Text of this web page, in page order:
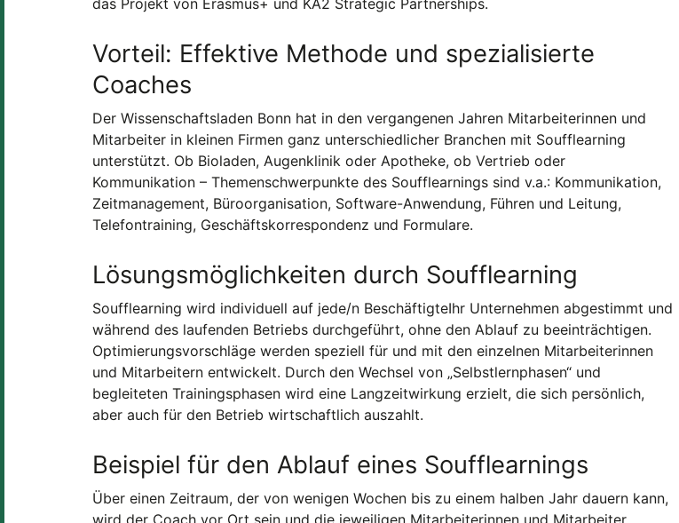
das Projekt von Erasmus+ und KA2 Strategic Partnerships.
Vorteil: Effektive Methode und spezialisierte
Coaches
Der Wissenschaftsladen Bonn hat in den vergangenen Jahren Mitarbeiterinnen und
Mitarbeiter in kleinen Firmen ganz unterschiedlicher Branchen mit Soufflearning
unterstützt. Ob Bioladen, Augenklinik oder Apotheke, ob Vertrieb oder
Kommunikation – Themenschwerpunkte des Soufflearnings sind v.a.: Kommunikation,
Zeitmanagement, Büroorganisation, Software-Anwendung, Führen und Leitung,
Telefontraining, Geschäftskorrespondenz und Formulare.
Lösungsmöglichkeiten durch Soufflearning
Soufflearning wird individuell auf jede/n BeschäftigteIhr Unternehmen abgestimmt und
während des laufenden Betriebs durchgeführt, ohne den Ablauf zu beeinträchtigen.
Optimierungsvorschläge werden speziell für und mit den einzelnen Mitarbeiterinnen
und Mitarbeitern entwickelt. Durch den Wechsel von „Selbstlernphasen“ und
begleiteten Trainingsphasen wird eine Langzeitwirkung erzielt, die sich persönlich,
aber auch für den Betrieb wirtschaftlich auszahlt.
Beispiel für den Ablauf eines Soufflearnings
Über einen Zeitraum, der von wenigen Wochen bis zu einem halben Jahr dauern kann,
wird der Coach vor Ort sein und die jeweiligen Mitarbeiterinnen und Mitarbeiter